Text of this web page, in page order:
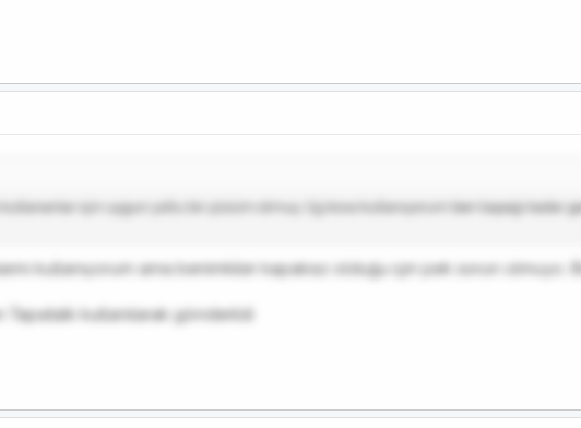
kullananlar için uygun yollu bir çözüm olmuş. Cg kova kullanıyorum ben kapağı kadar
kullanıyorum ama benimkiler kapaksız olduğu için pek sorun olmuyo.
Tapatalk kullanılarak gönderildi